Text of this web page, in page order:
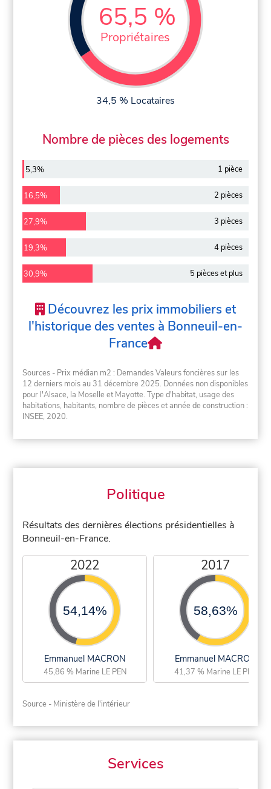
65,5 %
Propriétaires
34,5 % Locataires
Nombre de pièces des logements
5,3% 1 pièce
16,5% 2 pièces
27,9% 3 pièces
19,3% 4 pièces
30,9% 5 pièces et plus
Découvrez les prix immobiliers et
l'historique des ventes à Bonneuil-en-
France
Sources - Prix médian m2 : Demandes Valeurs foncières sur les
12 derniers mois au 31 décembre 2025. Données non disponibles
pour l'Alsace, la Moselle et Mayotte. Type d'habitat, usage des
habitations, habitants, nombre de pièces et année de construction :
INSEE, 2020.
Politique
Résultats des dernières élections présidentielles à
Bonneuil-en-France.
2022
54,14%
Emmanuel MACRON
45,86 % Marine LE PEN
2017
58,63%
Emmanuel MACRON
41,37 % Marine LE PEN
Source - Ministère de l'intérieur
Services